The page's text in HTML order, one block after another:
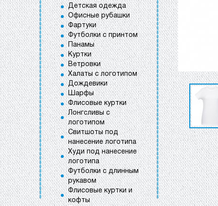
Детская одежда
Офисные рубашки
Фартуки
Футболки с принтом
Панамы
Куртки
Ветровки
Халаты с логотипом
Дождевики
Шарфы
Флисовые куртки
Лонгсливы с
логотипом
Свитшоты под
нанесение логотипа
Худи под нанесение
логотипа
Футболки с длинным
рукавом
Флисовые куртки и
кофты